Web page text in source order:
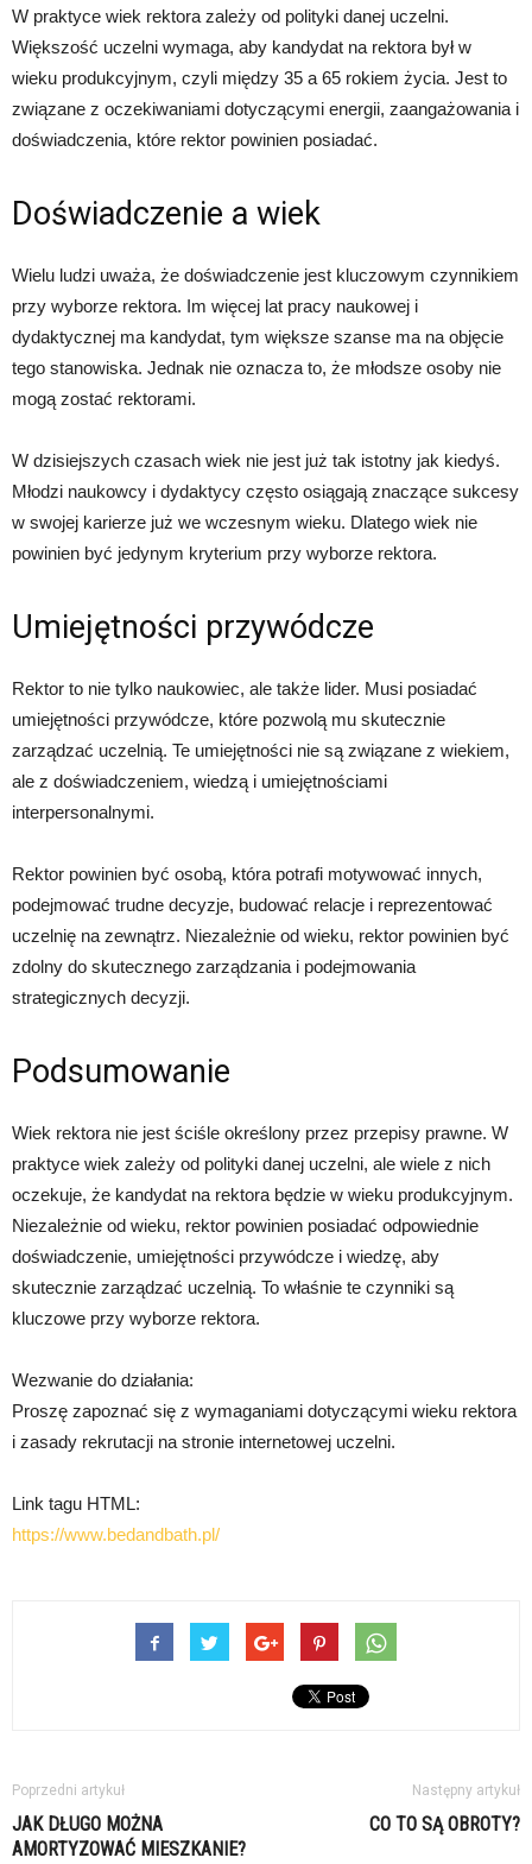
W praktyce wiek rektora zależy od polityki danej uczelni.
Większość uczelni wymaga, aby kandydat na rektora był w
wieku produkcyjnym, czyli między 35 a 65 rokiem życia. Jest to
związane z oczekiwaniami dotyczącymi energii, zaangażowania i
doświadczenia, które rektor powinien posiadać.
Doświadczenie a wiek
Wielu ludzi uważa, że doświadczenie jest kluczowym czynnikiem
przy wyborze rektora. Im więcej lat pracy naukowej i
dydaktycznej ma kandydat, tym większe szanse ma na objęcie
tego stanowiska. Jednak nie oznacza to, że młodsze osoby nie
mogą zostać rektorami.
W dzisiejszych czasach wiek nie jest już tak istotny jak kiedyś.
Młodzi naukowcy i dydaktycy często osiągają znaczące sukcesy
w swojej karierze już we wczesnym wieku. Dlatego wiek nie
powinien być jedynym kryterium przy wyborze rektora.
Umiejętności przywódcze
Rektor to nie tylko naukowiec, ale także lider. Musi posiadać
umiejętności przywódcze, które pozwolą mu skutecznie
zarządzać uczelnią. Te umiejętności nie są związane z wiekiem,
ale z doświadczeniem, wiedzą i umiejętnościami
interpersonalnymi.
Rektor powinien być osobą, która potrafi motywować innych,
podejmować trudne decyzje, budować relacje i reprezentować
uczelnię na zewnątrz. Niezależnie od wieku, rektor powinien być
zdolny do skutecznego zarządzania i podejmowania
strategicznych decyzji.
Podsumowanie
Wiek rektora nie jest ściśle określony przez przepisy prawne. W
praktyce wiek zależy od polityki danej uczelni, ale wiele z nich
oczekuje, że kandydat na rektora będzie w wieku produkcyjnym.
Niezależnie od wieku, rektor powinien posiadać odpowiednie
doświadczenie, umiejętności przywódcze i wiedzę, aby
skutecznie zarządzać uczelnią. To właśnie te czynniki są
kluczowe przy wyborze rektora.
Wezwanie do działania:
Proszę zapoznać się z wymaganiami dotyczącymi wieku rektora
i zasady rekrutacji na stronie internetowej uczelni.
Link tagu HTML:
https://www.bedandbath.pl/
Poprzedni artykuł
JAK DŁUGO MOŻNA
AMORTYZOWAĆ MIESZKANIE?
Następny artykuł
CO TO SĄ OBROTY?